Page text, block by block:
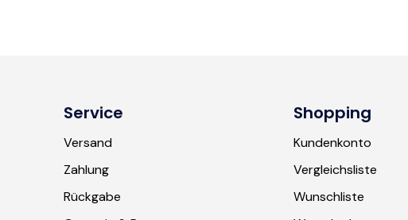
Service
Versand
Zahlung
Rückgabe
Shopping
Kundenkonto
Vergleichsliste
Wunschliste